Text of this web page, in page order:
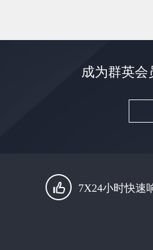
成为群英
7X24小时快速